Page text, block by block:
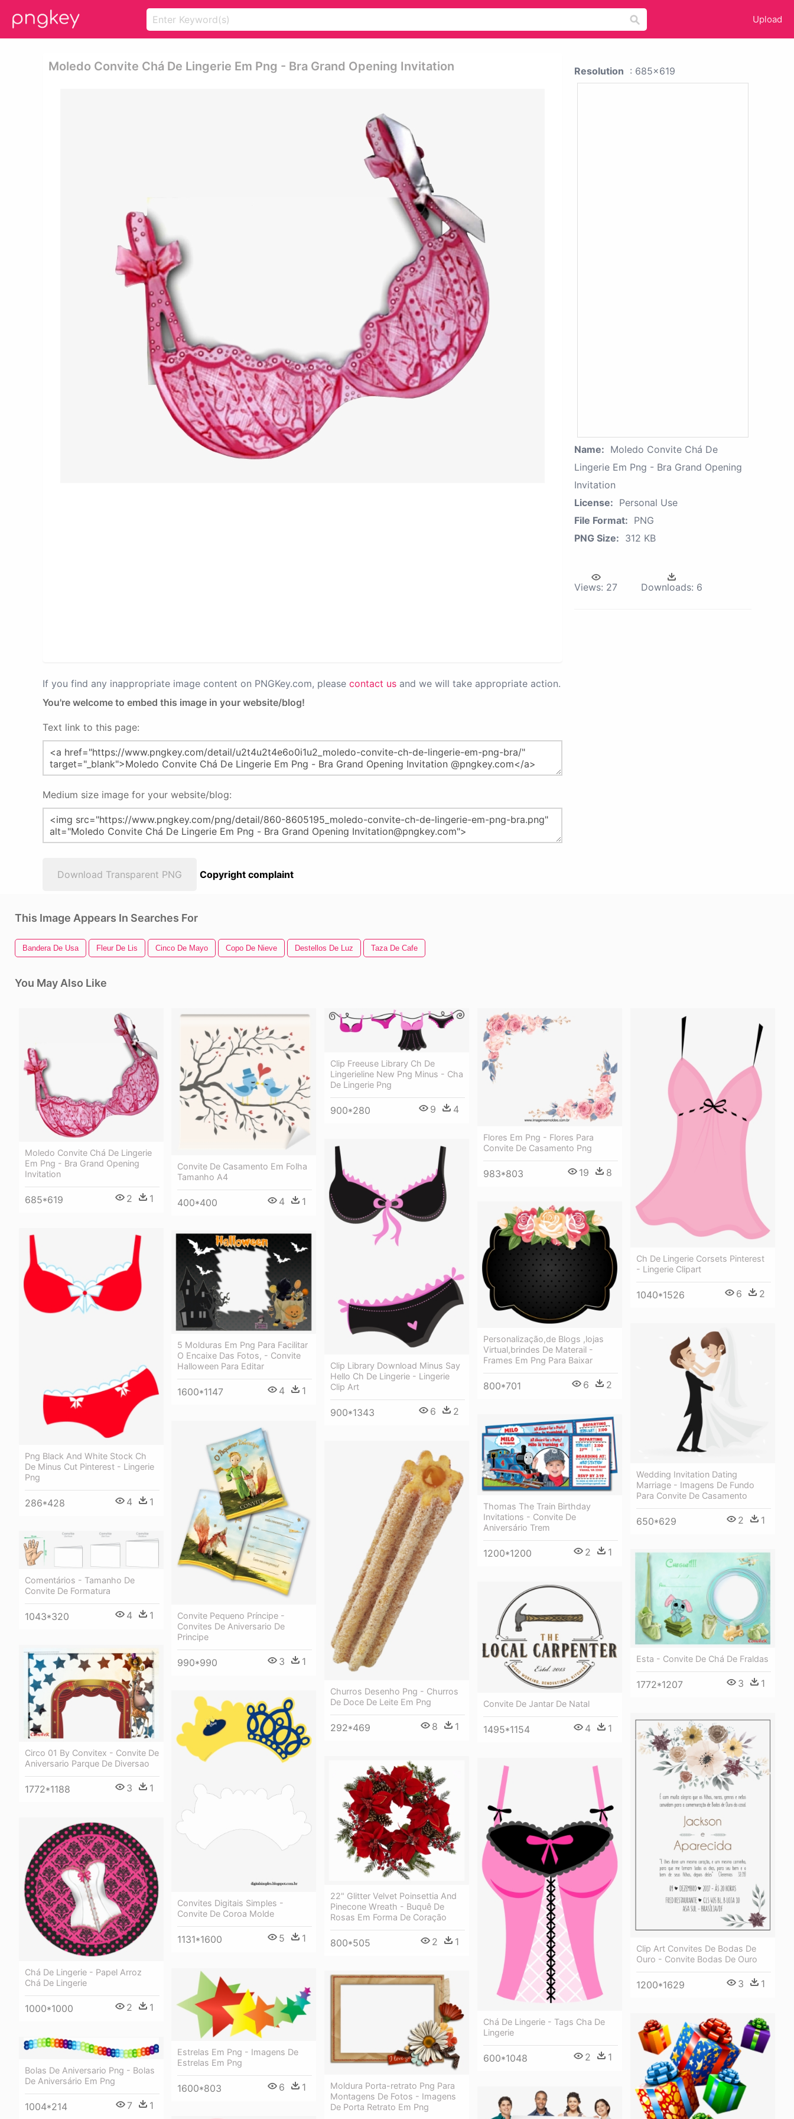
Upload
Moledo Convite Chá De Lingerie Em Png - Bra Grand Opening Invitation
If you find any inappropriate image content on PNGKey.com, please contact us and we will take appropriate action.
You're welcome to embed this image in your website/blog!
Text link to this page:
Medium size image for your website/blog:
Download Transparent PNG Copyright complaint
Resolution : 685x619
Name: Moledo Convite Chá De
Lingerie Em Png - Bra Grand Opening
Invitation
License: Personal Use
File Format: PNG
PNG Size: 312 KB
Views: 27 Downloads: 6
This Image Appears In Searches For
Bandera De Usa Fleur De Lis Cinco De Mayo Copo De Nieve Destellos De Luz Taza De Cafe
You May Also Like
Moledo Convite Chá De Lingerie
Em Png - Bra Grand Opening
Invitation
685*619 2 1
Convite De Casamento Em Folha
Tamanho A4
400*400 4 1
Clip Freeuse Library Ch De
Lingerieline New Png Minus - Cha
De Lingerie Png
900*280 9 4
Flores Em Png - Flores Para
Convite De Casamento Png
983*803 19 8
Ch De Lingerie Corsets Pinterest
- Lingerie Clipart
1040*1526 6 2
Clip Library Download Minus Say
Hello Ch De Lingerie - Lingerie
Clip Art
900*1343 6 2
Personalização,de Blogs ,lojas
Virtual,brindes De Materail -
Frames Em Png Para Baixar
800*701 6 2
Png Black And White Stock Ch
De Minus Cut Pinterest - Lingerie
Png
286*428 4 1
5 Molduras Em Png Para Facilitar
O Encaixe Das Fotos, - Convite
Halloween Para Editar
1600*1147 4 1
Wedding Invitation Dating
Marriage - Imagens De Fundo
Para Convite De Casamento
650*629 2 1
Thomas The Train Birthday
Invitations - Convite De
Aniversário Trem
1200*1200 2 1
Convite Pequeno Príncipe -
Convites De Aniversario De
Principe
990*990 3 1
Churros Desenho Png - Churros
De Doce De Leite Em Png
292*469 8 1
Comentários - Tamanho De
Convite De Formatura
1043*320 4 1
Esta - Convite De Chá De Fraldas
1772*1207 3 1
Convite De Jantar De Natal
1495*1154 4 1
Circo 01 By Convitex - Convite De
Aniversario Parque De Diversao
1772*1188 3 1
Convites Digitais Simples -
Convite De Coroa Molde
1131*1600 5 1
Clip Art Convites De Bodas De
Ouro - Convite Bodas De Ouro
1200*1629 3 1
22" Glitter Velvet Poinsettia And
Pinecone Wreath - Buquê De
Rosas Em Forma De Coração
800*505 2 1
Chá De Lingerie - Tags Cha De
Lingerie
600*1048 2 1
Chá De Lingerie - Papel Arroz
Chá De Lingerie
1000*1000 2 1
Estrelas Em Png - Imagens De
Estrelas Em Png
1600*803 6 1
Moldura Porta-retrato Png Para
Montagens De Fotos - Imagens
De Porta Retrato Em Png
Bolas De Aniversario Png - Bolas
De Aniversário Em Png
1004*214 7 1